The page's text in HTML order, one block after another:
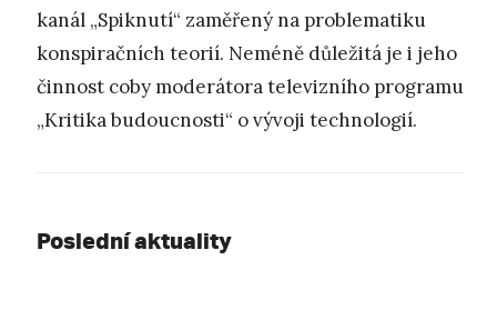
kanál „Spiknutí“ zaměřený na problematiku
konspiračních teorií. Neméně důležitá je i jeho
činnost coby moderátora televizního programu
„Kritika budoucnosti“ o vývoji technologií.
Poslední aktuality